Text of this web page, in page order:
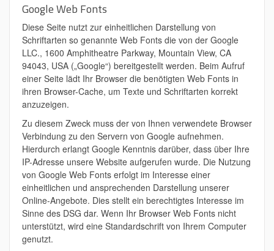
Google Web Fonts
Diese Seite nutzt zur einheitlichen Darstellung von
Schriftarten so genannte Web Fonts die von der Google
LLC., 1600 Amphitheatre Parkway, Mountain View, CA
94043, USA („Google“) bereitgestellt werden. Beim Aufruf
einer Seite lädt Ihr Browser die benötigten Web Fonts in
ihren Browser-Cache, um Texte und Schriftarten korrekt
anzuzeigen.
Zu diesem Zweck muss der von Ihnen verwendete Browser
Verbindung zu den Servern von Google aufnehmen.
Hierdurch erlangt Google Kenntnis darüber, dass über Ihre
IP-Adresse unsere Website aufgerufen wurde. Die Nutzung
von Google Web Fonts erfolgt im Interesse einer
einheitlichen und ansprechenden Darstellung unserer
Online-Angebote. Dies stellt ein berechtigtes Interesse im
Sinne des DSG dar. Wenn Ihr Browser Web Fonts nicht
unterstützt, wird eine Standardschrift von Ihrem Computer
genutzt.